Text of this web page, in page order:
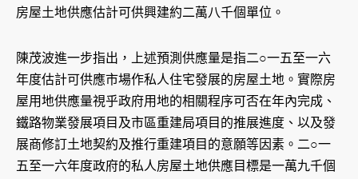
房屋土地供應估計可供興建約二萬八千個單位。
陳茂波進一步指出，上述預測供應量是指二○一五至一六
年度估計可供應市場作私人住宅發展的房屋土地。實際房
屋用地供應量視乎政府用地的相關程序可否在年內完成、
鐵路物業發展項目及市區重建局項目的推展進度、以及發
展商修訂土地契約及推行重建項目的意願等因素。二○一
五至一六年度政府的私人房屋土地供應目標是一萬九千個